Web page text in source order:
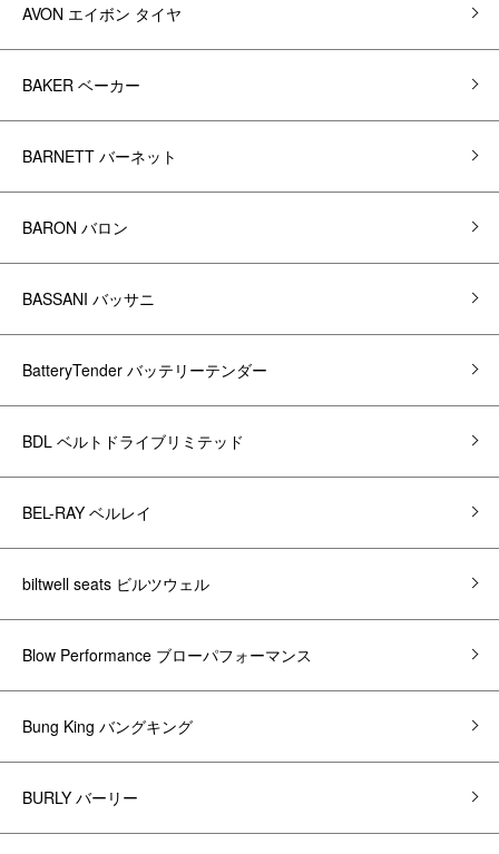
AVON エイボン タイヤ
BAKER ベーカー
BARNETT バーネット
BARON バロン
BASSANI バッサニ
BatteryTender バッテリーテンダー
BDL ベルトドライブリミテッド
BEL-RAY ベルレイ
biltwell seats ビルツウェル
Blow Performance ブローパフォーマンス
Bung King バングキング
BURLY バーリー